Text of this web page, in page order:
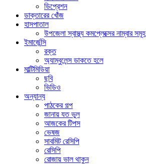
ডিপ্রেশন
ডাক্তারের খোঁজ
হাসপাতাল
উপজেলা স্বাস্থ্য কমপ্লেক্সের নাম্বার সমূহ
ইমার্জেন্সি
রক্ত
অ্যাম্বুলেন্স ডাকতে হলে
মাল্টিমিডিয়া
ছবি
ভিডিও
অন্যান্য
পাঠকের গল্প
জানায় যত ভুল
আজকের টিপস
ভেষজ
সাবমিট রেসিপি
রেসিপি
রোজায় ভাল থাকুন